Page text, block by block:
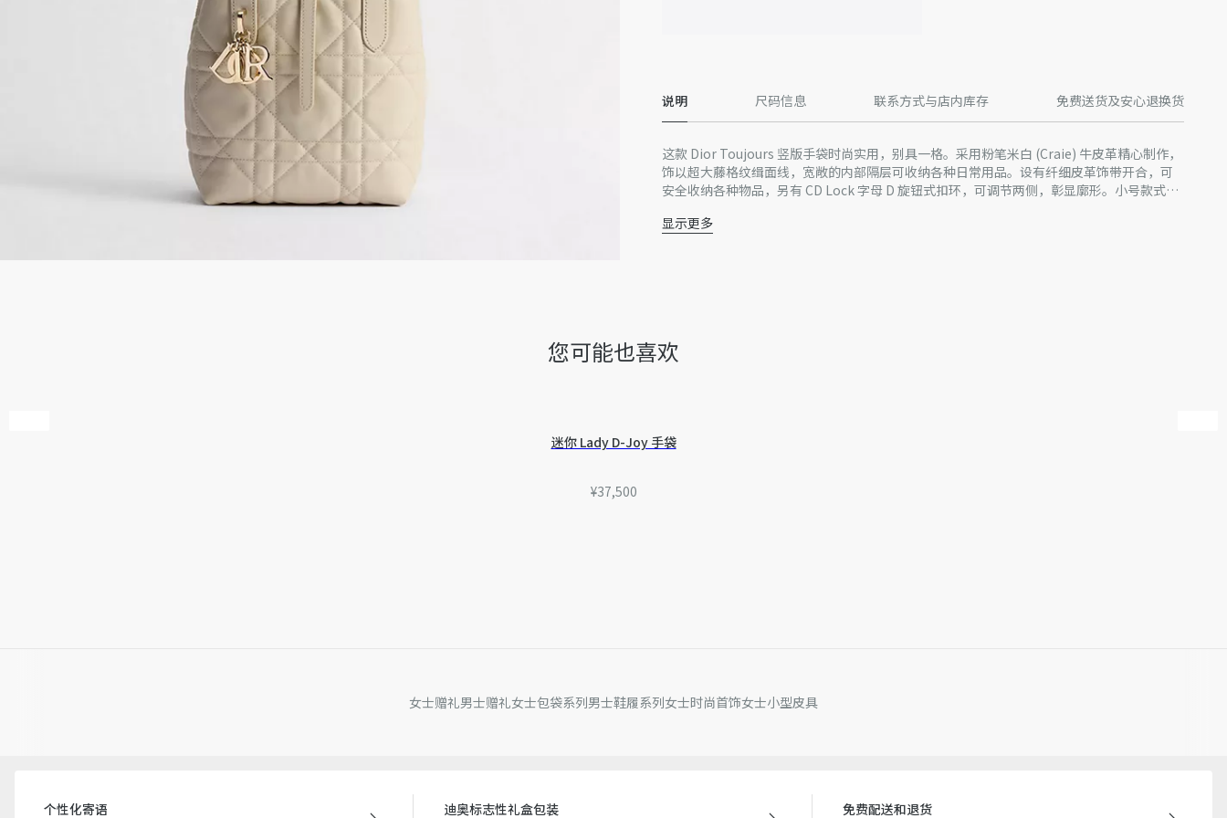
说明 尺码信息 联系方式与店内库存 免费送货及安心退换货
这款 Dior Toujours 竖版手袋时尚实用，别具一格。采用粉笔米白 (Craie) 牛皮革精心制作，
饰以超大藤格纹缉面线，宽敞的内部隔层可收纳各种日常用品。设有纤细皮革饰带开合，可
安全收纳各种物品，另有 CD Lock 字母 D 旋钮式扣环，可调节两侧，彰显廓形。小号款式，
主体：牛皮革
准。如有相关问题，请致电迪奥客服中心。
显示更多
您可能也喜欢
迷你 Lady D-Joy 手袋
¥37,500
女士赠礼男士赠礼女士包袋系列男士鞋履系列女士时尚首饰女士小型皮具
个性化寄语 迪奥标志性礼盒包装 免费配送和退货